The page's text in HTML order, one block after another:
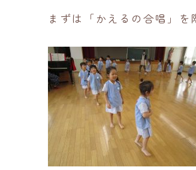
まずは「かえるの合唱」